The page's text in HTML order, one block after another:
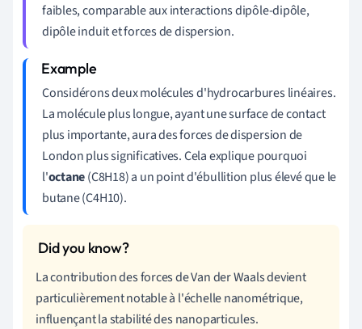
faibles, comparable aux interactions dipôle-dipôle,
dipôle induit et forces de dispersion.
Considérons deux molécules d'hydrocarbures linéaires.
La molécule plus longue, ayant une surface de contact
plus importante, aura des forces de dispersion de
London plus significatives. Cela explique pourquoi
l'octane(C8H18) a un point d'ébullition plus élevé que le
butane (C4H10).
La contribution des forces de Van der Waals devient
particulièrement notable à l'échelle nanométrique,
influençant la stabilité des nanoparticules.